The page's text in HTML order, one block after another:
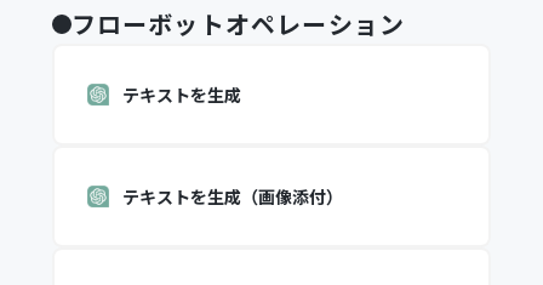
フローボットオペレーション
テキストを生成
テキストを生成（画像添付）